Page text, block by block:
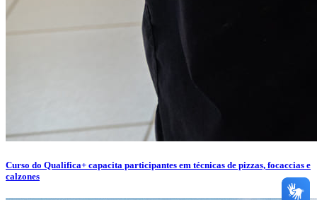
Curso do Qualifica+ capacita participantes em técnicas de pizzas, focaccias e
calzones